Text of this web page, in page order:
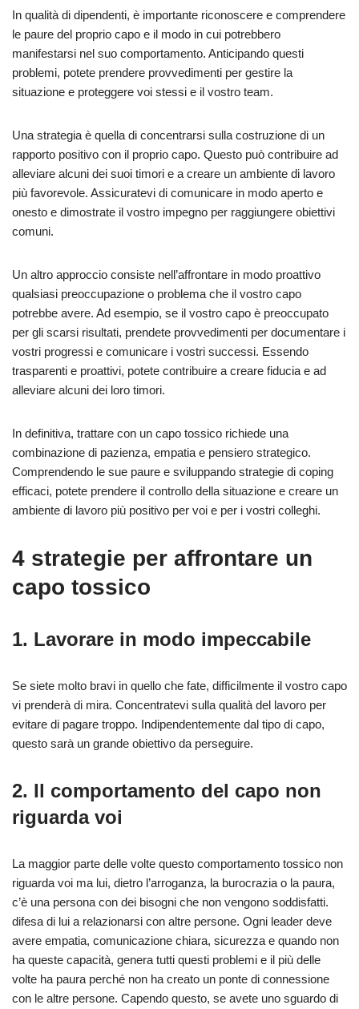
In qualità di dipendenti, è importante riconoscere e comprendere
le paure del proprio capo e il modo in cui potrebbero
manifestarsi nel suo comportamento. Anticipando questi
problemi, potete prendere provvedimenti per gestire la
situazione e proteggere voi stessi e il vostro team.
Una strategia è quella di concentrarsi sulla costruzione di un
rapporto positivo con il proprio capo. Questo può contribuire ad
alleviare alcuni dei suoi timori e a creare un ambiente di lavoro
più favorevole. Assicuratevi di comunicare in modo aperto e
onesto e dimostrate il vostro impegno per raggiungere obiettivi
comuni.
Un altro approccio consiste nell’affrontare in modo proattivo
qualsiasi preoccupazione o problema che il vostro capo
potrebbe avere. Ad esempio, se il vostro capo è preoccupato
per gli scarsi risultati, prendete provvedimenti per documentare i
vostri progressi e comunicare i vostri successi. Essendo
trasparenti e proattivi, potete contribuire a creare fiducia e ad
alleviare alcuni dei loro timori.
In definitiva, trattare con un capo tossico richiede una
combinazione di pazienza, empatia e pensiero strategico.
Comprendendo le sue paure e sviluppando strategie di coping
efficaci, potete prendere il controllo della situazione e creare un
ambiente di lavoro più positivo per voi e per i vostri colleghi.
4 strategie per affrontare un
capo tossico
1. Lavorare in modo impeccabile
Se siete molto bravi in quello che fate, difficilmente il vostro capo
vi prenderà di mira. Concentratevi sulla qualità del lavoro per
evitare di pagare troppo. Indipendentemente dal tipo di capo,
questo sarà un grande obiettivo da perseguire.
2. Il comportamento del capo non
riguarda voi
La maggior parte delle volte questo comportamento tossico non
riguarda voi ma lui, dietro l’arroganza, la burocrazia o la paura,
c’è una persona con dei bisogni che non vengono soddisfatti.
difesa di lui a relazionarsi con altre persone. Ogni leader deve
avere empatia, comunicazione chiara, sicurezza e quando non
ha queste capacità, genera tutti questi problemi e il più delle
volte ha paura perché non ha creato un ponte di connessione
con le altre persone. Capendo questo, se avete uno sguardo di